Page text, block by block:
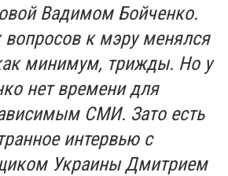
Вадимом Бойченко.
к мэру менялся
минимум, трижды. Но у
нет времени для
СМИ. Зато есть
интервью с
Украины Дмитрием